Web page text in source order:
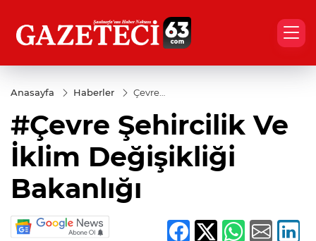
Anasayfa Haberler
Çevre
Ve İklim
Değişikliği
Bakanlığı
#Çevre Şehircilik Ve
İklim Değişikliği
Bakanlığı